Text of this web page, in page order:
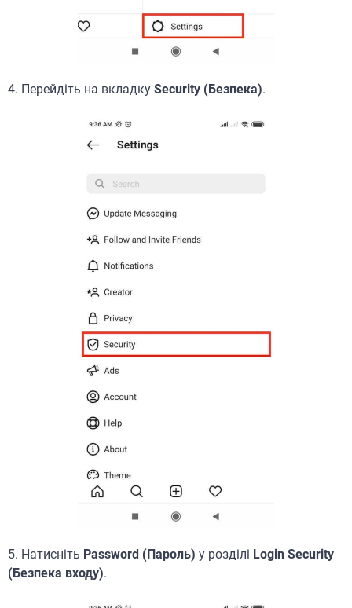
4. Перейдіть на вкладку Security (Безпека).
5. Натисніть Password (Пароль) у розділі Login Security
(Безпека входу).